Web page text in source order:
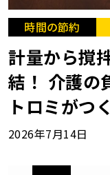
時間の節約
計量から撹
結！ 介護の
トロミがつ
2026年7月14日